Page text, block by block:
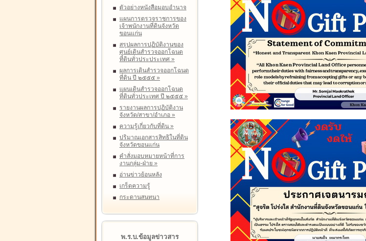
ตัวอย่างหนังสือมอบอำนาจ
แผนการตรวจราชการของ
เจ้าพนักงานที่ดินจังหวัด
ขอนแก่น
สรุปผลการปฏิบัติงานของ
ศูนย์เดินสำรวจออกโฉนด
ที่ดินทั่วประประเทศ »
ผลการเดินสำรวจออกโฉนด
ที่ดิน ปี ๒๕๕๕ »
แผนเดินสำรวจออกโฉนด
ที่ดินทั่วประเทศ ปี ๒๕๕๕ »
รายงานผลการปฏิบัติงาน
จังหวัด/สาขา/อำเภอ »
ความรู้เกี่ยวกับที่ดิน »
ปริมาณเอกสารสิทธิในที่ดิน
จังหวัดขอนแก่น
คำสั่งมอบหมายหน้าที่การ
งานกลุ่ม-ฝ่าย »
อ่านข่าวย้อนหลัง
เกร็ดความรู้
กระดานสนทนา
พ.ร.บ.ข้อมูลข่าวสาร